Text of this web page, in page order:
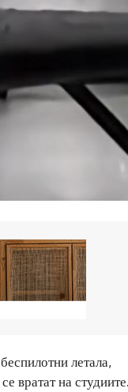
летала,
вратат на студиите.